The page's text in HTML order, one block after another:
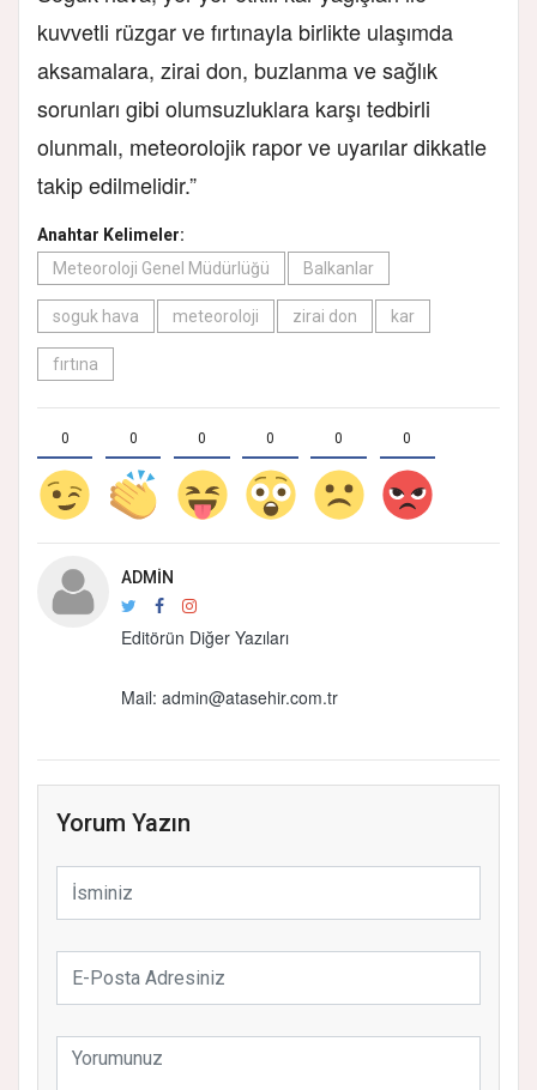
kuvvetli rüzgar ve fırtınayla birlikte ulaşımda
aksamalara, zirai don, buzlanma ve sağlık
sorunları gibi olumsuzluklara karşı tedbirli
olunmalı, meteorolojik rapor ve uyarılar dikkatle
takip edilmelidir.”
Anahtar Kelimeler:
Meteoroloji Genel Müdürlüğü
Balkanlar
soguk hava meteoroloji zirai don kar
fırtına
0 0 0 0 0 0
ADMIN
Editörün Diğer Yazıları
Mail: admin@atasehir.com.tr
Yorum Yazın